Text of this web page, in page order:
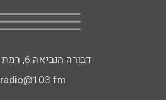
דבורה הנביאה 6, רמת השרון
radio@103.fm